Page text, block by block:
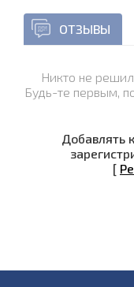
ОТЗЫВЫ
Никто не
Будь-те первым,
Добавлять
[